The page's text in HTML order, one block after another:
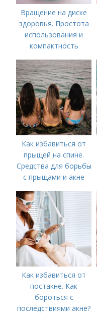
Вращение на диске
здоровья. Простота
использования и
компактность
Как избавиться от
прыщей на спине.
Средства для борьбы
с прыщами и акне
Как избавиться от
постакне. Как
бороться с
последствиями акне?